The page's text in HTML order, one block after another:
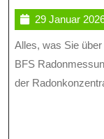
29 Januar
Alles, was Sie über BFS Radonmessung wissen müssen Die
BFS
der